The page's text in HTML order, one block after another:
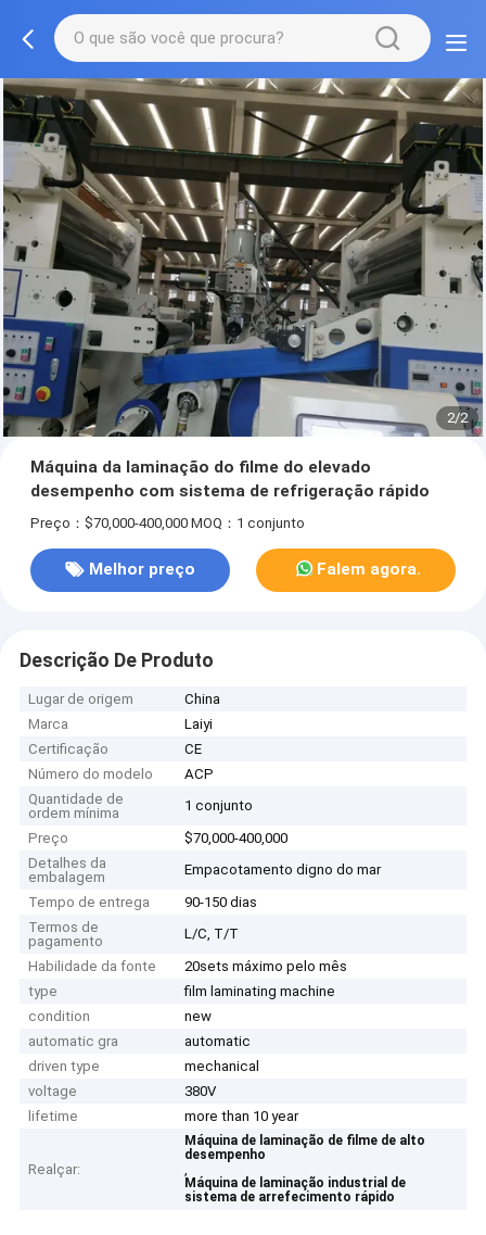
2/2
Máquina da laminação do filme do elevado
desempenho com sistema de refrigeração rápido
Preço：$70,000-400,000 MOQ：1 conjunto
Melhor preço Falem agora.
Descrição De Produto
Lugar de origem
China
Marca
Laiyi
Certificação
CE
Número do modelo
ACP
Quantidade de
ordem mínima
1 conjunto
Preço
$70,000-400,000
Detalhes da
embalagem
Empacotamento digno do mar
Tempo de entrega
90-150 dias
Termos de
pagamento
L/C, T/T
Habilidade da fonte
20sets máximo pelo mês
type
film laminating machine
condition
new
automatic gra
automatic
driven type
mechanical
voltage
380V
lifetime
more than 10 year
Realçar:
Máquina de laminação de filme de alto
desempenho
,
Máquina de laminação industrial de
sistema de arrefecimento rápido